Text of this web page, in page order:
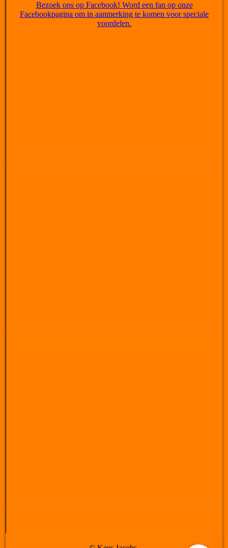
Bezoek ons op Facebook! Word een fan op onze
Facebookpagina om in aanmerking te komen voor speciale
voordelen.